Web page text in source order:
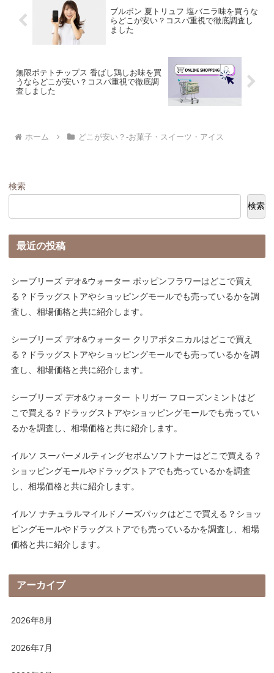
ブルボン 夏トリュフ 塩バニラ味を買うな
らどこが安い？コスパ重視で徹底調査し
ました
無限ポテトチップス 香ばし鶏しお味を買
うならどこが安い？コスパ重視で徹底調
査しました
ホーム どこが安い？-お菓子・スイーツ・アイス
検索
検索
最近の投稿
シーブリーズ デオ&ウォーター ポッピンフラワーはどこで買え
る？ドラッグストアやショッピングモールでも売っているかを調
査し、相場価格と共に紹介します。
シーブリーズ デオ&ウォーター クリアボタニカルはどこで買え
る？ドラッグストアやショッピングモールでも売っているかを調
査し、相場価格と共に紹介します。
シーブリーズ デオ&ウォーター トリガー フローズンミントはど
こで買える？ドラッグストアやショッピングモールでも売ってい
るかを調査し、相場価格と共に紹介します。
イルソ スーパーメルティングセボムソフトナーはどこで買える？
ショッピングモールやドラッグストアでも売っているかを調査
し、相場価格と共に紹介します。
イルソ ナチュラルマイルドノーズパックはどこで買える？ショッ
ピングモールやドラッグストアでも売っているかを調査し、相場
価格と共に紹介します。
アーカイブ
2026年8月
2026年7月